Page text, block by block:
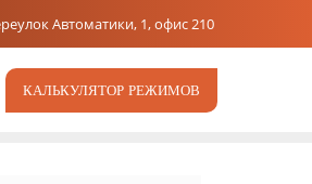
Автоматики, 1, офис 210
КАЛЬКУЛЯТОР РЕЖИМОВ